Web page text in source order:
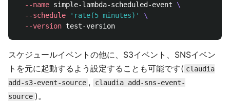
--name simple-lambda-scheduled-event \
--schedule
'rate(5 minutes)'
\
--version
スケジュールイベントの他に、S3イベント、SNSイベン
トを元に起動するよう設定することも可能です( claudia
add-s3-event-source ,
claudia add-sns-event-
source )。